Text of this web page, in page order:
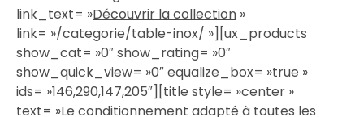
link_text= »Découvrir la collection »
link= »/categorie/table-inox/ »][ux_products
show_cat= »0″ show_rating= »0″
show_quick_view= »0″ equalize_box= »true »
ids= »146,290,147,205″][title style= »center »
text= »Le conditionnement adapté à toutes les